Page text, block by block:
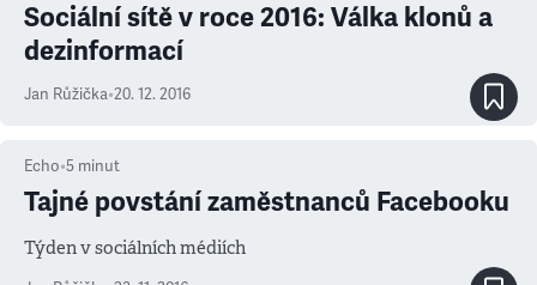
Sociální sítě v roce 2016: Válka klonů a
dezinformací
Jan Růžička•20. 12. 2016
Echo•5 minut
Tajné povstání zaměstnanců Facebooku
Týden v sociálních médiích